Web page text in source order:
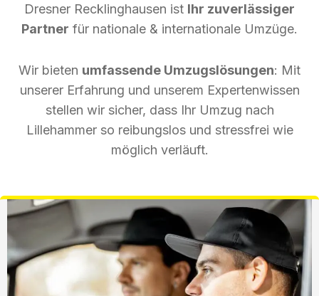
Dresner Recklinghausen ist Ihr zuverlässiger
Partner für nationale & internationale Umzüge.
Wir bieten umfassende Umzugslösungen: Mit
unserer Erfahrung und unserem Expertenwissen
stellen wir sicher, dass Ihr Umzug nach
Lillehammer so reibungslos und stressfrei wie
möglich verläuft.